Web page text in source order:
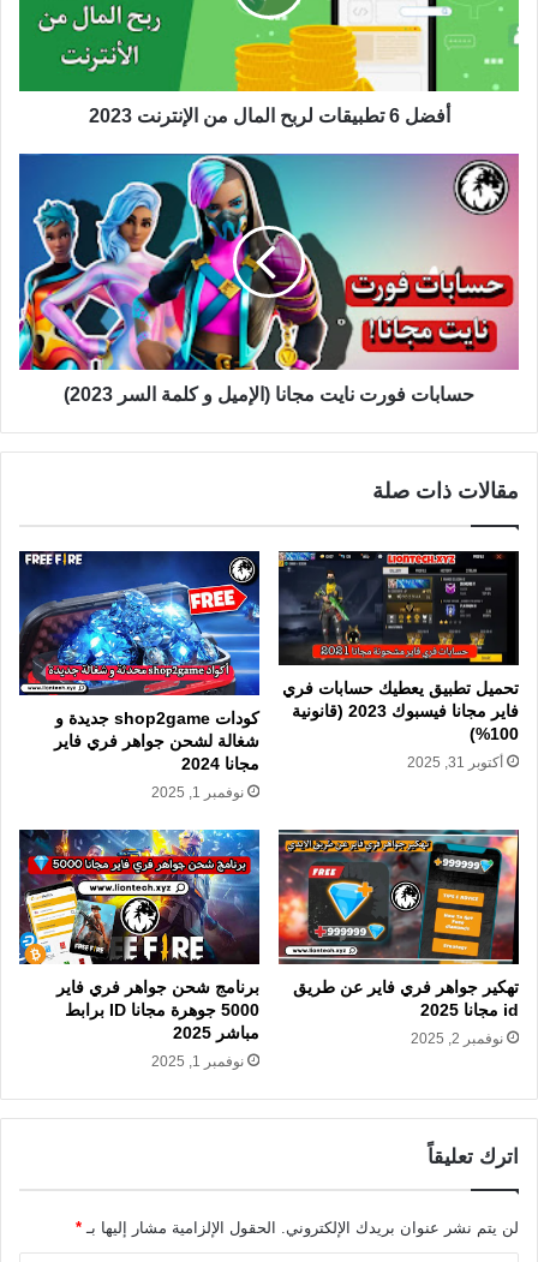
أفضل 6 تطبيقات لربح المال من الإنترنت 2023
حسابات فورت نايت مجانا (الإميل و كلمة السر 2023)
مقالات ذات صلة
تحميل تطبيق يعطيك حسابات فري
فاير مجانا فيسبوك 2023 (قانونية
100%)
أكتوبر 31, 2025
كودات shop2game جديدة و
شغالة لشحن جواهر فري فاير
مجانا 2024
نوفمبر 1, 2025
تهكير جواهر فري فاير عن طريق
id مجانا 2025
نوفمبر 2, 2025
برنامج شحن جواهر فري فاير
5000 جوهرة مجانا ID برابط
مباشر 2025
نوفمبر 1, 2025
اترك تعليقاً
لن يتم نشر عنوان بريدك الإلكتروني. الحقول الإلزامية مشار إليها بـ *